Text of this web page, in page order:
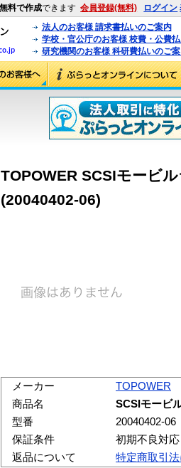
無料で作成できます 会員登録(無料) ログイン
法人のお客様 請求書払いのご案内
学校・官公庁のお客様 校費・公費
研究機関のお客様 科研費払いのご
TOPOWER SCSIモービ
(20040402-06)
メーカー
TOPOWER
商品名
SCSIモービ
型番
20040402-06
保証条件
初期不良対
返品について
特定商取引